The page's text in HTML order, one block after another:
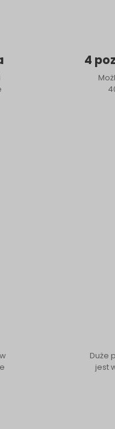
4
Duże
jest